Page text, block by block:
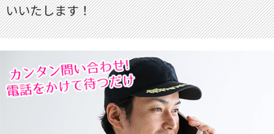
いいたします！